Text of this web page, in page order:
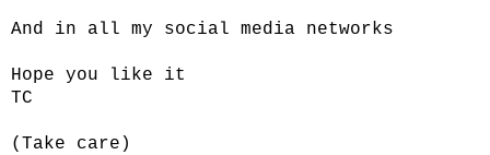
And in all my social media networks
Hope you like it
TC
(Take care)